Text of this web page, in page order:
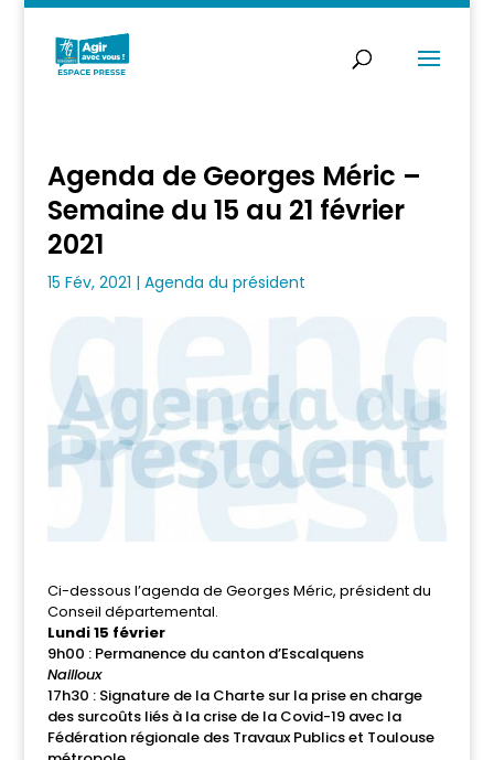
Agenda de Georges Méric –
Semaine du 15 au 21 février
2021
15 Fév, 2021 | Agenda du président
Ci-dessous l’agenda de Georges Méric, président du
Conseil départemental.
Lundi 15 février
9h00 : Permanence du canton d’Escalquens
Nailloux
17h30 : Signature de la Charte sur la prise en charge
des surcoûts liés à la crise de la Covid-19 avec la
Fédération régionale des Travaux Publics et Toulouse